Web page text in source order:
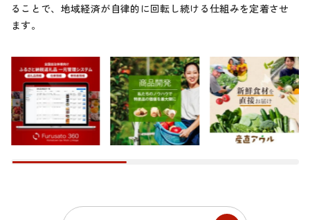
ることで、地域経済が自律的に回転し続ける仕組みを定着させ
ます。